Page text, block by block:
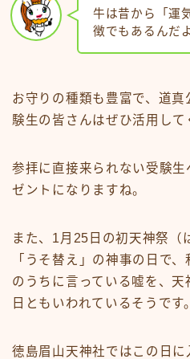
牛は昔から「運
徴でもあるんだ
お守りの種類も豊富で、道
験生の皆さんはぜひ活用して
参拝に直接来られない受験
ゼントになりますね。
また、1月25日の初天神祭（
「うそ替え」の神事の日で
のうちに言っている嘘を、天
日ともいわれているそうです。
徳島眉山天神社ではこの日